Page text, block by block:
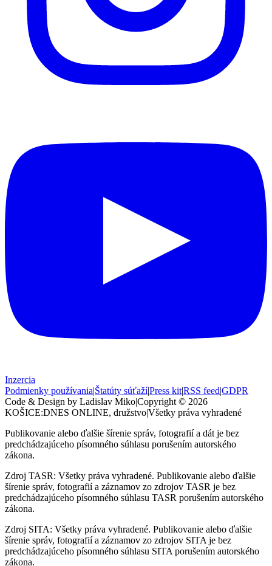
Inzercia
Podmienky používania|Štatúty súťaží|Press kit|RSS feed|GDPR
Code & Design by Ladislav Miko|Copyright © 2026
KOŠICE:DNES ONLINE, družstvo|Všetky práva vyhradené
Publikovanie alebo ďalšie šírenie správ, fotografií a dát je bez
predchádzajúceho písomného súhlasu porušením autorského
zákona.
Zdroj TASR: Všetky práva vyhradené. Publikovanie alebo ďalšie
šírenie správ, fotografií a záznamov zo zdrojov TASR je bez
predchádzajúceho písomného súhlasu TASR porušením autorského
zákona.
Zdroj SITA: Všetky práva vyhradené. Publikovanie alebo ďalšie
šírenie správ, fotografií a záznamov zo zdrojov SITA je bez
predchádzajúceho písomného súhlasu SITA porušením autorského
zákona.